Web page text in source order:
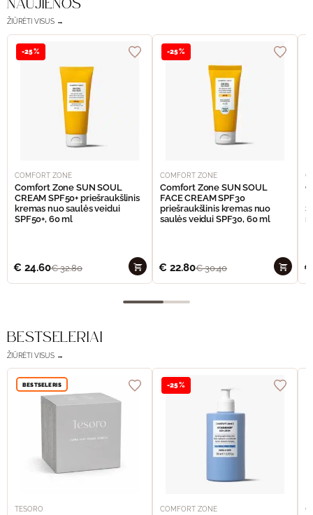
NAUJIENOS
ŽIŪRĖTI VISUS →
-25%
COMFORT ZONE
Comfort Zone SUN SOUL
CREAM SPF50+ priešraukšlinis
kremas nuo saulės veidui
SPF50+, 60 ml
€ 24.60€32.80
-25%
COMFORT ZONE
Comfort Zone SUN SOUL
FACE CREAM SPF30
priešraukšlinis kremas nuo
saulės veidui SPF30, 60 ml
€ 22.80€30.40 €
BESTSELERIAI
ŽIŪRĖTI VISUS →
BESTSELERIS
TESORO
-25%
COMFORT ZONE